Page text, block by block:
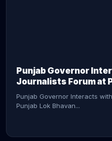
Punjab Governor
Journalists Forum at
Punjab Governor Interacts
Punjab Lok Bhavan...